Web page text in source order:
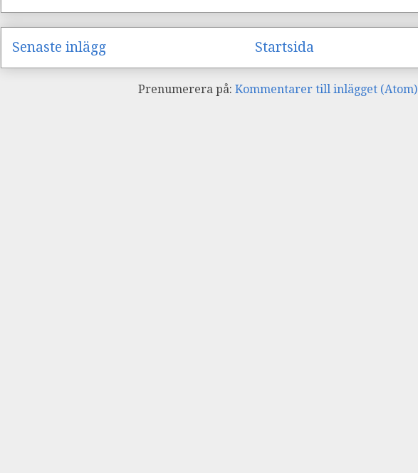
Senaste inlägg Startsida
Prenumerera på: Kommentarer till inlägget (Atom)